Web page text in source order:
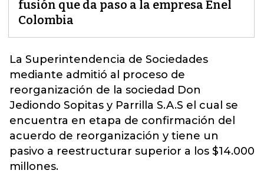
fusión que da paso a la empresa Enel
Colombia
La Superintendencia de Sociedades
mediante admitió al proceso de
reorganización de la sociedad Don
Jediondo Sopitas y Parrilla S.A.S el cual se
encuentra en etapa de confirmación del
acuerdo de reorganización y tiene un
pasivo a reestructurar superior a los $14.000
millones.